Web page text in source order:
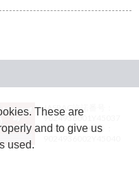
JASRAC許諾番号：
9024936001Y45037
JASRAC許諾番号：
These are
and to give us
used.